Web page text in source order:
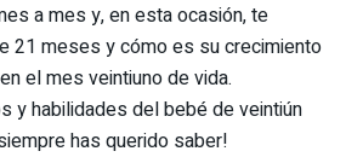
a mes y, en esta ocasión, te
21 meses y cómo es su crecimiento
el mes veintiuno de vida.
y habilidades del bebé de veintiún
has querido saber!